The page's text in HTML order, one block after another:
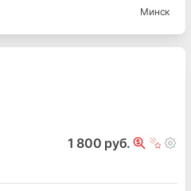
Минск
1 800 руб.